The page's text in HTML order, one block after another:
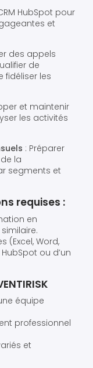
HubSpot pour
et
des appels
de
fidéliser les
et maintenir
les activités
: Préparer
la
segments et
requises :
en
(Excel, Word,
ou d’un
équipe
professionnel
et